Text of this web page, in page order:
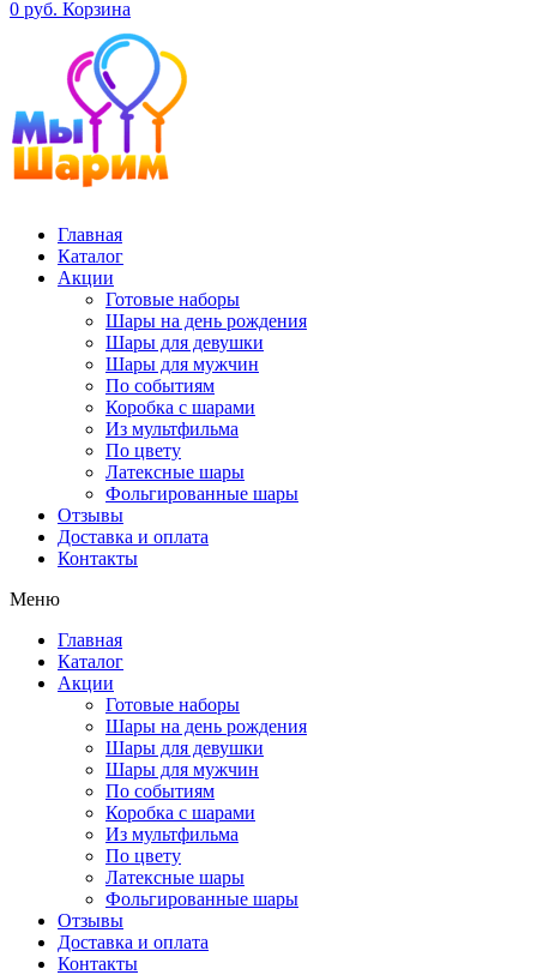
0 руб. Корзина
Главная
Каталог
Акции
Готовые наборы
Шары на день рождения
Шары для девушки
Шары для мужчин
По событиям
Коробка с шарами
Из мультфильма
По цвету
Латексные шары
Фольгированные шары
Отзывы
Доставка и оплата
Контакты
Меню
Главная
Каталог
Акции
Готовые наборы
Шары на день рождения
Шары для девушки
Шары для мужчин
По событиям
Коробка с шарами
Из мультфильма
По цвету
Латексные шары
Фольгированные шары
Отзывы
Доставка и оплата
Контакты